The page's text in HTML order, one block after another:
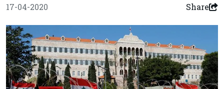
17-04-2020 Share